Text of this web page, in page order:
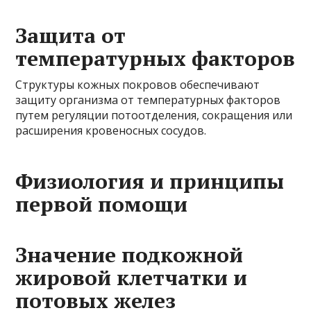
Защита от
температурных факторов
Структуры кожных покровов обеспечивают
защиту организма от температурных факторов
путем регуляции потоотделения, сокращения или
расширения кровеносных сосудов.
Физиология и принципы
первой помощи
Значение подкожной
жировой клетчатки и
потовых желез